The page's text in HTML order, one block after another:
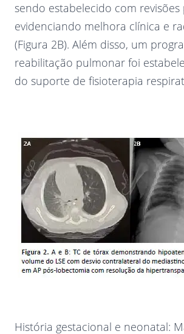
sendo estabelecido com revisões
evidenciando melhora clínica e
(Figura 2B). Além disso, um
reabilitação pulmonar foi
do suporte de fisioterapia
História gestacional e neonatal: